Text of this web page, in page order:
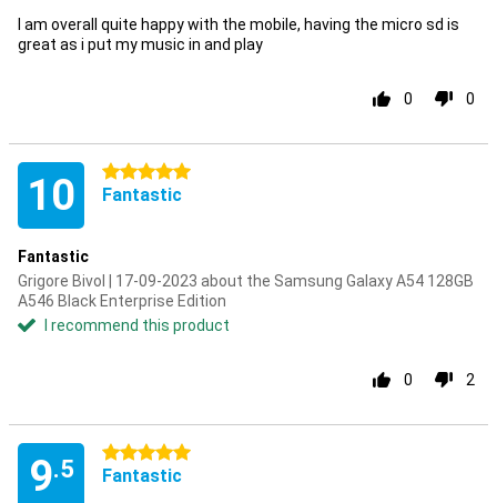
I am overall quite happy with the mobile, having the micro sd is
great as i put my music in and play
0 0
10 5 stars
Fantastic
Fantastic
Grigore Bivol | 17-09-2023 about the Samsung Galaxy A54 128GB
A546 Black Enterprise Edition
I recommend this product
0 2
9.5
5 stars
Fantastic